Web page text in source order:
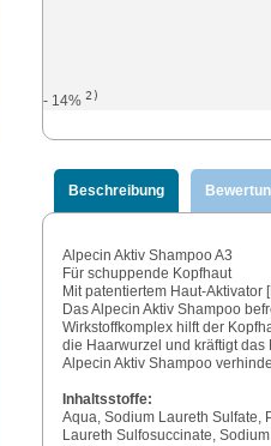
- 14% 2)
Beschreibung
Alpecin Aktiv Shampoo A3
Für schuppende Kopfhaut
Mit patentiertem Haut-Aktivator
Das Alpecin Aktiv Shampoo
Wirkstoffkomplex hilft der
die Haarwurzel und kräftigt das
Alpecin Aktiv Shampoo
Inhaltsstoffe:
Aqua, Sodium Laureth Sulfate,
Laureth Sulfosuccinate,